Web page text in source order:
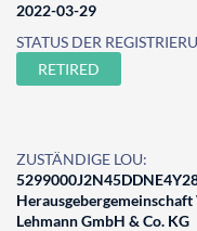
2022-03-29
STATUS DER
RETIRED
ZUSTÄNDIGE LOU:
Lehmann GmbH & Co. KG